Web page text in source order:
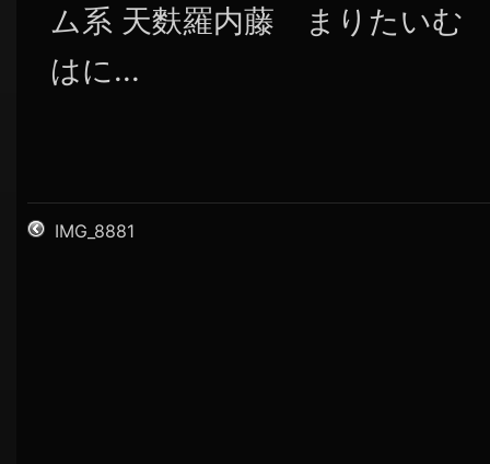
ム系 天麩羅内藤 まりたいむ
はに...
IMG_8881